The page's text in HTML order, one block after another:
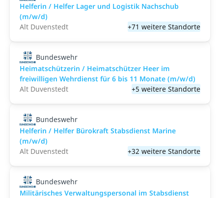
Helferin / Helfer Lager und Logistik Nachschub
(m/w/d)
Alt Duvenstedt
+71 weitere Standorte
Bundeswehr
Heimatschützerin / Heimatschützer Heer im
freiwilligen Wehrdienst für 6 bis 11 Monate (m/w/d)
Alt Duvenstedt
+5 weitere Standorte
Bundeswehr
Helferin / Helfer Bürokraft Stabsdienst Marine
(m/w/d)
Alt Duvenstedt
+32 weitere Standorte
Bundeswehr
Militärisches Verwaltungspersonal im Stabsdienst